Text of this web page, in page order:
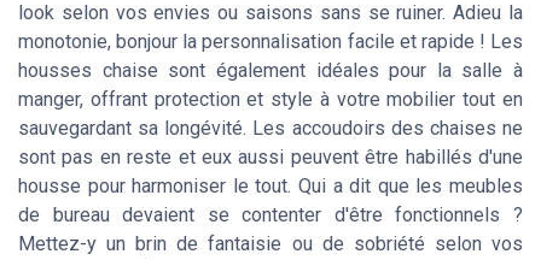
look selon vos envies ou saisons sans se ruiner. Adieu la
monotonie, bonjour la personnalisation facile et rapide ! Les
housses chaise sont également idéales pour la salle à
manger, offrant protection et style à votre mobilier tout en
sauvegardant sa longévité. Les accoudoirs des chaises ne
sont pas en reste et eux aussi peuvent être habillés d'une
housse pour harmoniser le tout. Qui a dit que les meubles
de bureau devaient se contenter d'être fonctionnels ?
Mettez-y un brin de fantaisie ou de sobriété selon vos